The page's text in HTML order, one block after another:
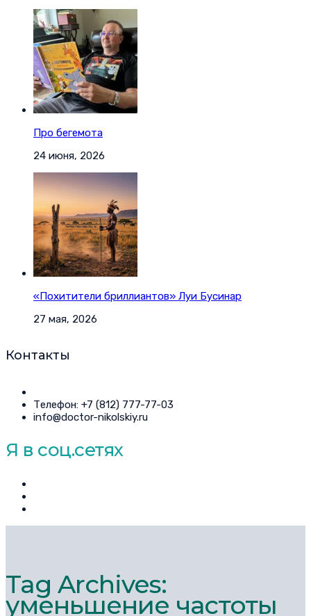
Про бегемота
24 июня, 2026
«Похитители бриллиантов» Луи Бусинар
27 мая, 2026
Контакты
Телефон: +7 (812) 777-77-03
info@doctor-nikolskiy.ru
Я в соц.сетях
Tag Archives:
уменьшение частоты